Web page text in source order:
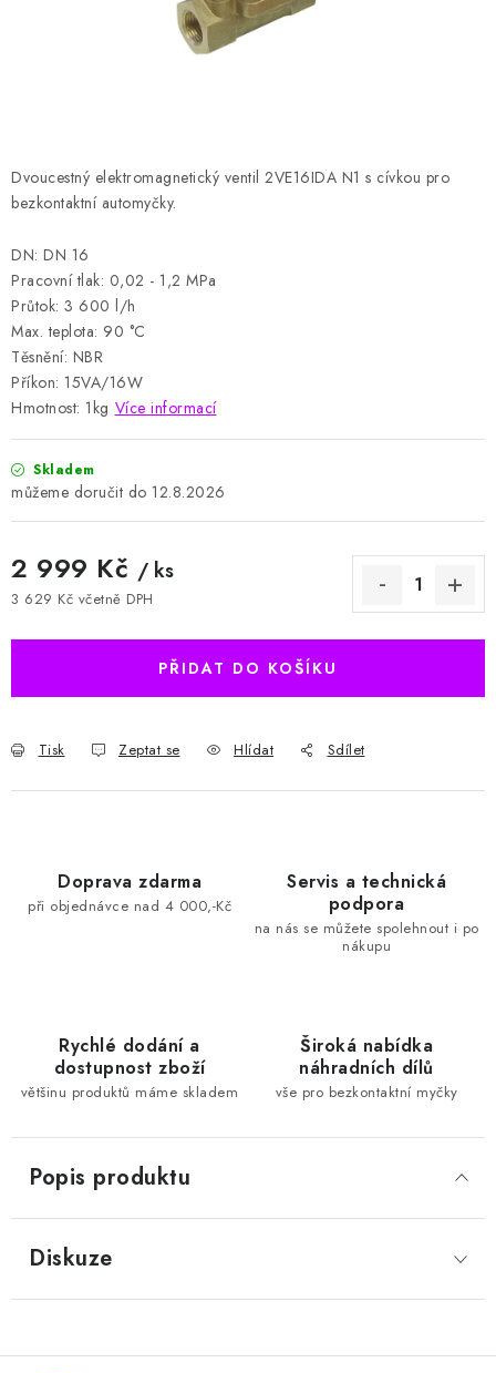
Dvoucestný elektromagnetický ventil 2VE16IDA N1 s cívkou pro
bezkontaktní automyčky.
DN: DN 16
Pracovní tlak: 0,02 - 1,2 MPa
Průtok: 3 600 l/h
Max. teplota: 90 °C
Těsnění: NBR
Příkon: 15VA/16W
Hmotnost: 1kg Více informací
Skladem
12.8.2026
2 999 Kč / ks
3 629 Kč včetně DPH
PŘIDAT DO KOŠÍKU
Tisk Zeptat se Hlídat Sdílet
Doprava zdarma
při objednávce nad 4 000,-Kč
Servis a technická
podpora
na nás se můžete spolehnout i po
nákupu
Rychlé dodání a
dostupnost zboží
většinu produktů máme skladem
Široká nabídka
náhradních dílů
vše pro bezkontaktní myčky
Popis produktu
Diskuze